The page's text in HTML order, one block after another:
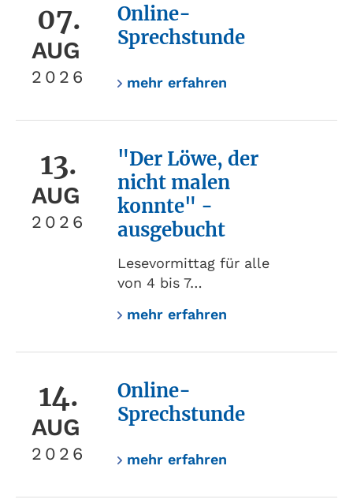
07.
AUG
2026
Online-
Sprechstunde
mehr erfahren
13.
AUG
2026
"Der Löwe, der
nicht malen
konnte" -
ausgebucht
Lesevormittag für alle
von 4 bis 7…
mehr erfahren
14.
AUG
2026
Online-
Sprechstunde
mehr erfahren